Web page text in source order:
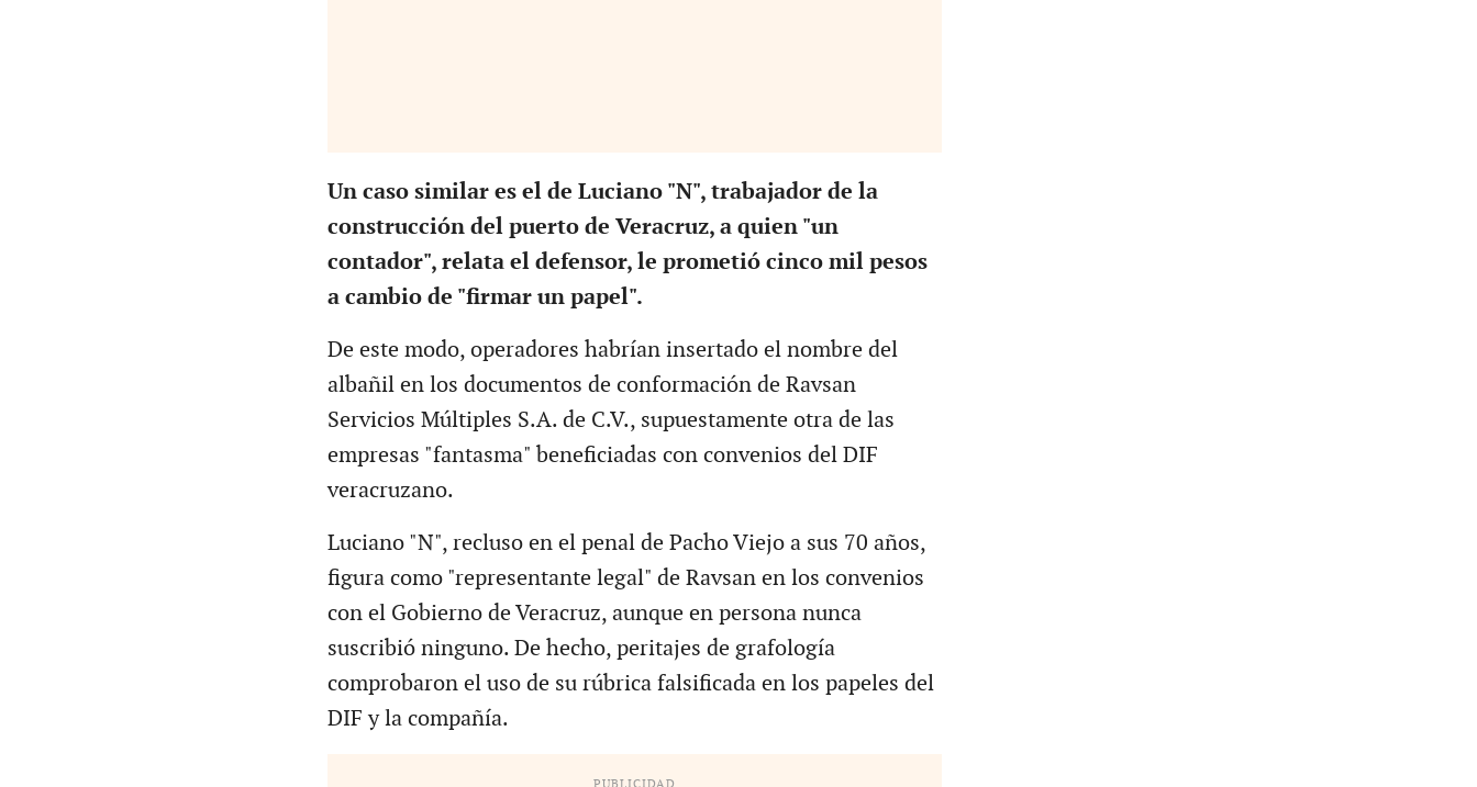
Un caso similar es el de Luciano "N", trabajador de la
construcción del puerto de Veracruz, a quien "un
contador", relata el defensor, le prometió cinco mil pesos
a cambio de "firmar un papel".
De este modo, operadores habrían insertado el nombre del
albañil en los documentos de conformación de Ravsan
Servicios Múltiples S.A. de C.V., supuestamente otra de las
empresas "fantasma" beneficiadas con convenios del DIF
veracruzano.
Luciano "N", recluso en el penal de Pacho Viejo a sus 70 años,
figura como "representante legal" de Ravsan en los convenios
con el Gobierno de Veracruz, aunque en persona nunca
suscribió ninguno. De hecho, peritajes de grafología
comprobaron el uso de su rúbrica falsificada en los papeles del
DIF y la compañía.
PUBLICIDAD